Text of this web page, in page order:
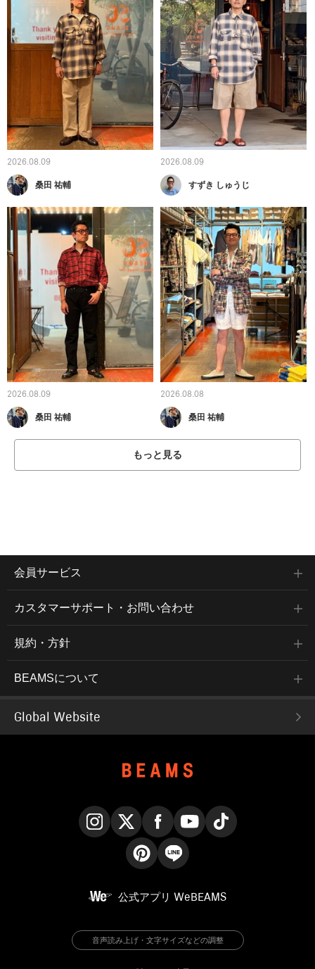
2026.08.09
桑田 祐輔
2026.08.09
すずき しゅうじ
2026.08.09
桑田 祐輔
2026.08.08
桑田 祐輔
もっと見る
会員サービス
カスタマーサポート・お問い合わせ
規約・方針
BEAMSについて
Global Website
公式アプリ WeBEAMS
音声読み上げ・文字サイズなどの調整